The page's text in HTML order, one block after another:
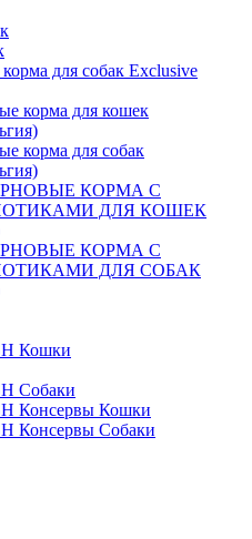
для собак Exclusive
корма для кошек
корма для собак
КОРМА С
ДЛЯ КОШЕК
КОРМА С
ДЛЯ СОБАК
Кошки
Собаки
Консервы Кошки
Консервы Собаки